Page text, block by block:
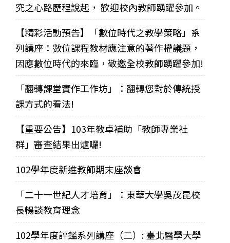
究之心路歷程說起， 歡迎校內教師踴躍參加。
【精彩活動預告】「數位時代之教學策略」系
列講座：數位課程教材應注意的著作權議題，
因應數位時代的來臨，敬邀全校教師踴躍參加!
「翻轉課堂實作工作坊」：翻轉您對於傳統授
課方式的看法!
【重要公告】103年教卓補助「教師專業社
群」審查結果出爐囉!
102學年度新進教師期末座談會
「二十一世紀人才培育」：東華大學吳茂昆校
長暢談教育理念
102學年度評鑑系列講座（二）: 臺北醫學大學